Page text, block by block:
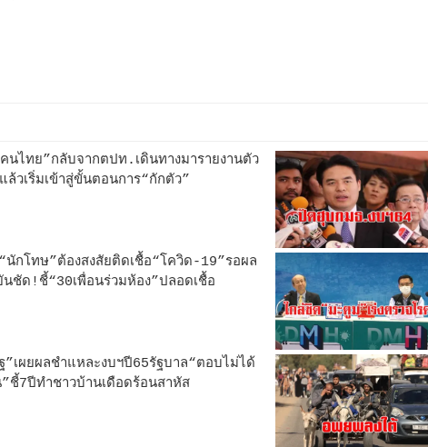
คนไทย”กลับจากตปท.เดินทางมารายงานตัว
วเริ่มเข้าสู่ขั้นตอนการ“กักตัว”
กโทษ”ต้องสงสัยติดเชื้อ“โควิด-19”รอผล
นชัด!ชี้“30เพื่อนร่วมห้อง”ปลอดเชื้อ
”เผยผลชำแหละงบฯปี65รัฐบาล“ตอบไม่ได้
”ชี้7ปีทำชาวบ้านเดือดร้อนสาหัส